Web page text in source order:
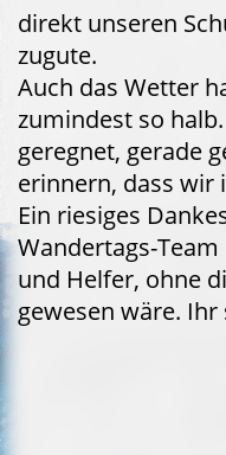
direkt unseren
zugute.
Auch das Wetter
zumindest so
geregnet, gerade
erinnern, dass wir
Ein riesiges
Wandertags-
und Helfer, ohne
gewesen wäre.